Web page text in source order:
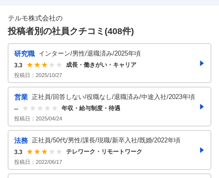
テルモ株式会社の
投稿者別の社員クチコミ(408件)
研究職 インターン/男性/退職済み/2025年頃
3.3 成長・働きがい・キャリア
投稿日： 2025/10/27
営業 正社員/回答しない/役職なし/退職済み/中途入社/2023年頃
-- 年収・給与制度・待遇
投稿日： 2025/04/24
法務 正社員/50代/男性/課長/現職/新卒入社/既婚/2022年頃
3.3 テレワーク・リモートワーク
投稿日： 2022/06/17